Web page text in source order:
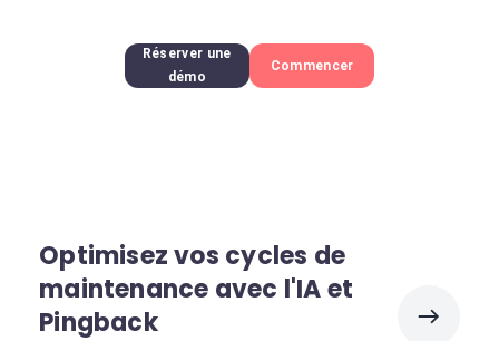
Réserver une
démo
Commencer
Optimisez vos cycles de
maintenance avec l'IA et
Pingback